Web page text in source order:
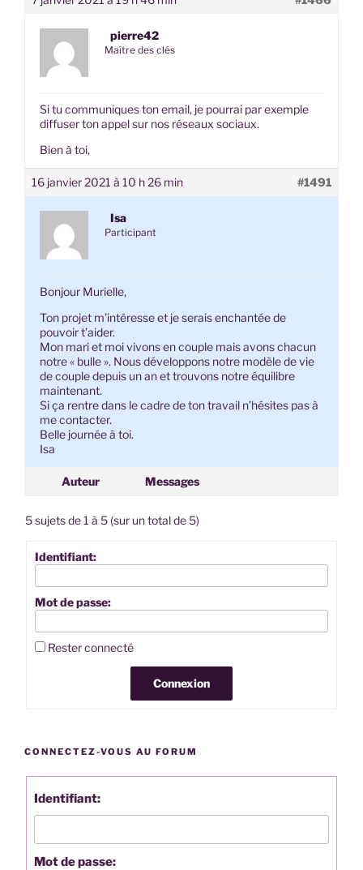
pierre42
Maître des clés
Si tu communiques ton email, je pourrai par exemple
diffuser ton appel sur nos réseaux sociaux.
Bien à toi,
16 janvier 2021 à 10 h 26 min #1491
Isa
Participant
Bonjour Murielle,
Ton projet m’intéresse et je serais enchantée de
pouvoir t’aider.
Mon mari et moi vivons en couple mais avons chacun
notre « bulle ». Nous développons notre modèle de vie
de couple depuis un an et trouvons notre équilibre
maintenant.
Si ça rentre dans le cadre de ton travail n’hésites pas à
me contacter.
Belle journée à toi.
Isa
Auteur Messages
5 sujets de 1 à 5 (sur un total de 5)
Identifiant:
Mot de passe:
Rester connecté
Connexion
CONNECTEZ-VOUS AU FORUM
Identifiant:
Mot de passe: